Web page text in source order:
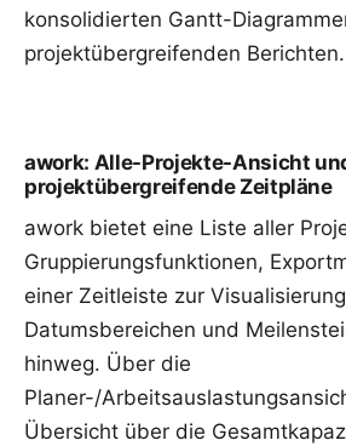
konsolidierten Gantt-
projektübergreifenden Berichten.
awork: Alle-Projekte-Ansicht
projektübergreifende Zeitpläne
awork bietet eine Liste aller
Gruppierungsfunktionen,
einer Zeitleiste zur
Datumsbereichen und
hinweg. Über die
Planer-/
Übersicht über die